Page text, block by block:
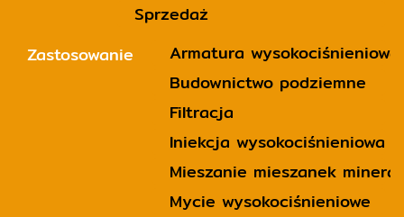
Sprzedaż
Zastosowanie
Armatura wysokociśnieniowa
Budownictwo podziemne
Filtracja
Iniekcja wysokociśnieniowa
Mieszanie mieszanek
Mycie wysokociśnieniowe